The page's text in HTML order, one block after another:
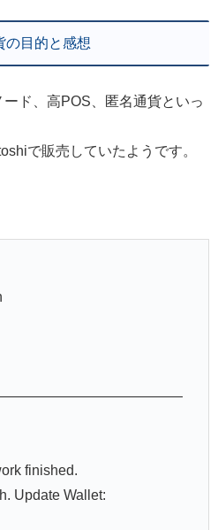
の目的と感想
ド、高POS、匿名通貨といっ
で販売していたようです。
finished.
Update Wallet: